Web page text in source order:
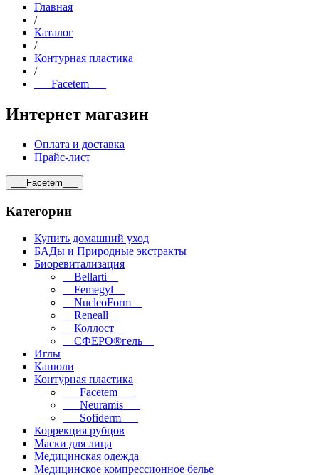
Главная
/
Каталог
/
Контурная пластика
/
___Facetem___
Интернет магазин
Оплата и доставка
Прайс-лист
___Facetem___
Категории
Купить домашний уход
БАДы и Природные экстракты
Биоревитализация
__Bellarti__
__Femegyl__
__NucleoForm__
__Reneall__
__Коллост__
__СФЕРО®гель__
Иглы
Канюли
Контурная пластика
___Facetem___
___Neuramis___
___Sofiderm___
Коррекция рубцов
Маски для лица
Медицинская одежда
Медицинское компрессионное белье